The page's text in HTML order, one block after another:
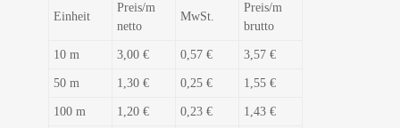
Einheit
Preis/m
netto
MwSt.
Preis/m
brutto
10 m 3,00 € 0,57 € 3,57 €
50 m 1,30 € 0,25 € 1,55 €
100 m 1,20 € 0,23 € 1,43 €